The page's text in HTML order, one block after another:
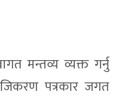
मन्तव्य व्यक्त गर्नु
पत्रकार जगत